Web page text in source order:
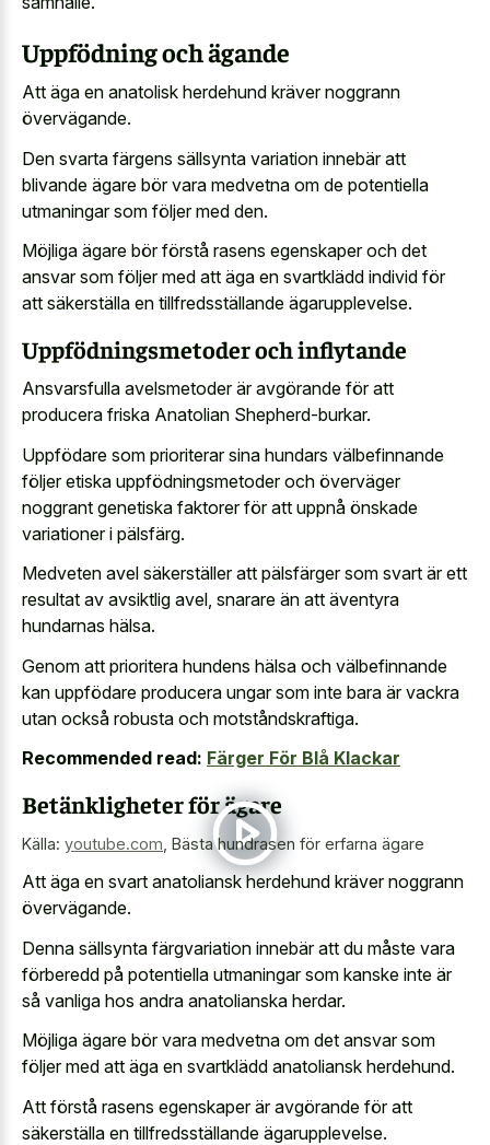
Uppfödning och ägande
Att äga en anatolisk herdehund kräver noggrann
övervägande.
Den svarta färgens sällsynta variation innebär att
blivande ägare bör vara medvetna om de potentiella
utmaningar som följer med den.
Möjliga ägare bör förstå rasens egenskaper och det
ansvar som följer med att äga en svartklädd individ för
att säkerställa en tillfredsställande ägarupplevelse.
Uppfödningsmetoder och inflytande
Ansvarsfulla avelsmetoder är avgörande för att
producera friska Anatolian Shepherd-burkar.
Uppfödare som prioriterar sina hundars välbefinnande
följer etiska uppfödningsmetoder och överväger
noggrant genetiska faktorer för att uppnå önskade
variationer i pälsfärg.
Medveten avel säkerställer att pälsfärger som svart är ett
resultat av avsiktlig avel, snarare än att äventyra
hundarnas hälsa.
Genom att prioritera hundens hälsa och välbefinnande
kan uppfödare producera ungar som inte bara är vackra
utan också robusta och motståndskraftiga.
Recommended read: Färger För Blå Klackar
Betänkligheter för ägare
Källa: youtube.com Bästa hundrasen för erfarna ägare
Att äga en svart anatoliansk herdehund kräver noggrann
övervägande.
Denna sällsynta färgvariation innebär att du måste vara
förberedd på potentiella utmaningar som kanske inte är
så vanliga hos andra anatolianska herdar.
Möjliga ägare bör vara medvetna om det ansvar som
följer med att äga en svartklädd anatoliansk herdehund.
Att förstå rasens egenskaper är avgörande för att
säkerställa en tillfredsställande ägarupplevelse.